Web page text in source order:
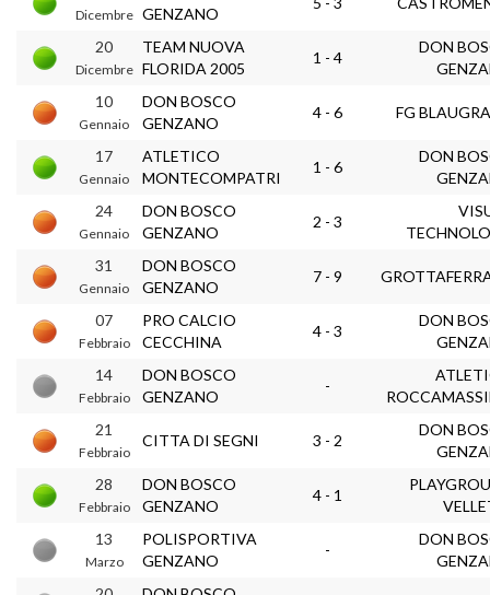
Dicembre GENZANO
20
Dicembre
TEAM NUOVA
FLORIDA 2005
1 - 4
DON
10
Gennaio
DON BOSCO
GENZANO
4 - 6 FG
17
Gennaio
ATLETICO
MONTECOMPATRI
1 - 6
DON
24
Gennaio
DON BOSCO
GENZANO
2 - 3
31
Gennaio
DON BOSCO
GENZANO
7 - 9
07
Febbraio
PRO CALCIO
CECCHINA
4 - 3
DON
14
Febbraio
DON BOSCO
GENZANO
-
21
Febbraio
CITTA DI SEGNI 3 - 2
DON
28
Febbraio
DON BOSCO
GENZANO
4 - 1
13
Marzo
POLISPORTIVA
GENZANO
-
DON